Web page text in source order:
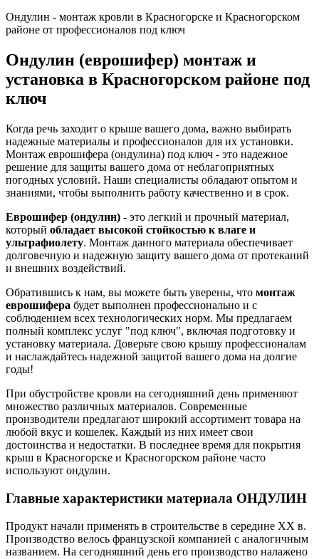
Ондулин - монтаж кровли в Красногорске и Красногорском
районе от профессионалов под ключ
Ондулин (еврошифер) монтаж и
установка в Красногорском районе под
ключ
Когда речь заходит о крыше вашего дома, важно выбирать
надежные материалы и профессионалов для их установки.
Монтаж еврошифера (ондулина) под ключ - это надежное
решение для защиты вашего дома от неблагоприятных
погодных условий. Наши специалисты обладают опытом и
знаниями, чтобы выполнить работу качественно и в срок.
Еврошифер (ондулин) - это легкий и прочный материал,
который обладает высокой стойкостью к влаге и
ультрафиолету. Монтаж данного материала обеспечивает
долговечную и надежную защиту вашего дома от протеканий
и внешних воздействий.
Обратившись к нам, вы можете быть уверены, что монтаж
еврошифера будет выполнен профессионально и с
соблюдением всех технологических норм. Мы предлагаем
полный комплекс услуг "под ключ", включая подготовку и
установку материала. Доверьте свою крышу профессионалам
и наслаждайтесь надежной защитой вашего дома на долгие
годы!
При обустройстве кровли на сегодняшний день применяют
множество различных материалов. Современные
производители предлагают широкий ассортимент товара на
любой вкус и кошелек. Каждый из них имеет свои
достоинства и недостатки. В последнее время для покрытия
крыш в Красногорске и Красногорском районе часто
используют ондулин.
Главные характеристики материала ОНДУЛИН
Продукт начали применять в строительстве в середине ХХ в.
Производство велось французской компанией с аналогичным
названием. На сегодняшний день его производство налажено